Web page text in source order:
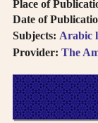
appears as
iyah and
Hanafiyah.
Tanwīn
written in
Place of
Date of
Subjects: Arabic
Provider: The